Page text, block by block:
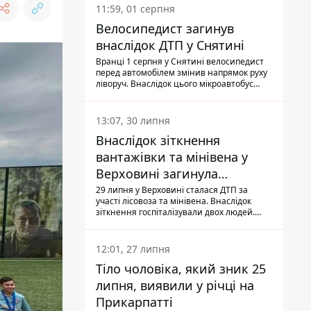
11:59, 01 серпня
Велосипедист загинув
внаслідок ДТП у Снятині
Вранці 1 серпня у Снятині велосипедист
перед автомобілем змінив напрямок руху
ліворуч. Внаслідок цього мікроавтобус
13:07, 30 липня
Внаслідок зіткнення
вантажівки та мінівена у
Верховині загинула
пасажирка, водійка - у
лікарні
29 липня у Верховині сталася ДТП за
участі лісовоза та мінівена. Внаслідок
зіткнення госпіталізували двох людей.
Також травми отримала водійка
автомобіля.
12:01, 27 липня
Тіло чоловіка, який зник 25
липня, виявили у річці на
Прикарпатті